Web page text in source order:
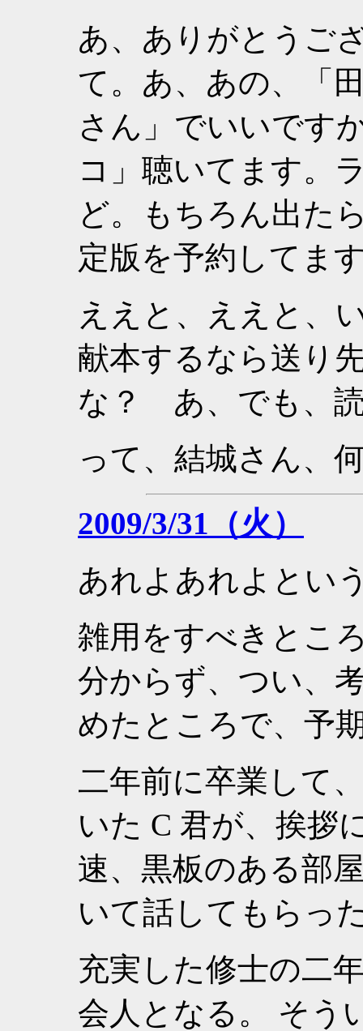
あ、ありがとうご
て。あ、あの、「
さん」でいいです
コ」聴いてます。
ど。もちろん出た
定版を予約してま
ええと、ええと、
献本するなら送り
な？ あ、でも、
って、結城さん、
2009/3/31（火）
あれよあれよとい
雑用をすべきとこ
分からず、つい、
めたところで、予
二年前に卒業して
いた C 君が、挨拶
速、黒板のある部
いて話してもらっ
充実した修士の二
会人となる。 そう